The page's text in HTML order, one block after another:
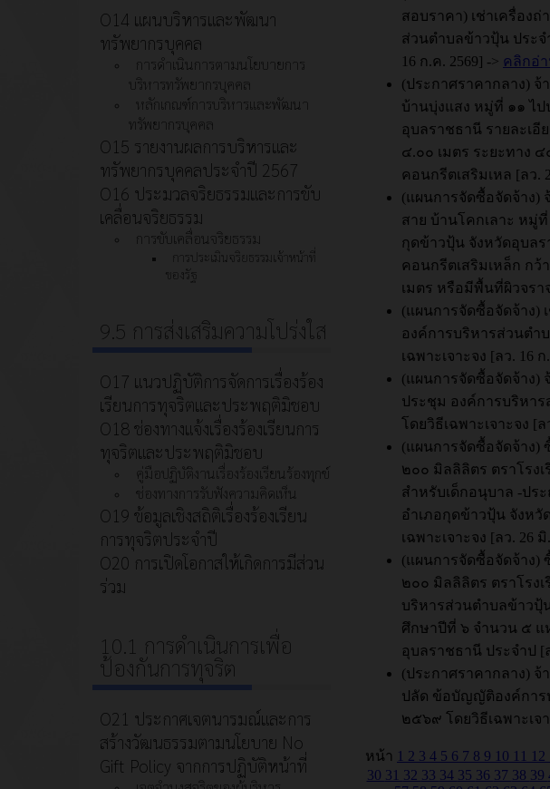
O14 แผนบริหารและพัฒนา
ทรัพยากรบุคคล
การดำเนินการตามนโยบายการ
บริหารทรัพยากรบุคคล
หลักเกณฑ์การบริหารและพัฒนา
ทรัพยากรบุคคล
O15 รายงานผลการบริหารและ
ทรัพยากรบุคคลประจำปี 2567
O16 ประมวลจริยธรรมและการขับ
เคลื่อนจริยธรรม
การขับเคลื่อนจริยธรรม
การประเมินจริยธรรมเจ้าหน้าที่
ของรัฐ
9.5 การส่งเสริมความโปร่งใส
O17 แนวปฏิบัติการจัดการเรื่องร้อง
เรียนการทุจริตและประพฤติมิชอบ
O18 ช่องทางแจ้งเรื่องร้องเรียนการ
ทุจริตและประพฤติมิชอบ
คู่มือปฏิบัติงานเรื่องร้องเรียนร้องทุกข์
ช่องทางการรับฟังความคิดเห็น
O19 ข้อมูลเชิงสถิติเรื่องร้องเรียน
การทุจริตประจำปี
O20 การเปิดโอกาสให้เกิดการมีส่วน
ร่วม
10.1 การดำเนินการเพื่อ
ป้องกันการทุจริต
O21 ประกาศเจตนารมณ์และการ
สร้างวัฒนธรรมตามนโยบาย No
Gift Policy จากการปฏิบัติหน้าที่